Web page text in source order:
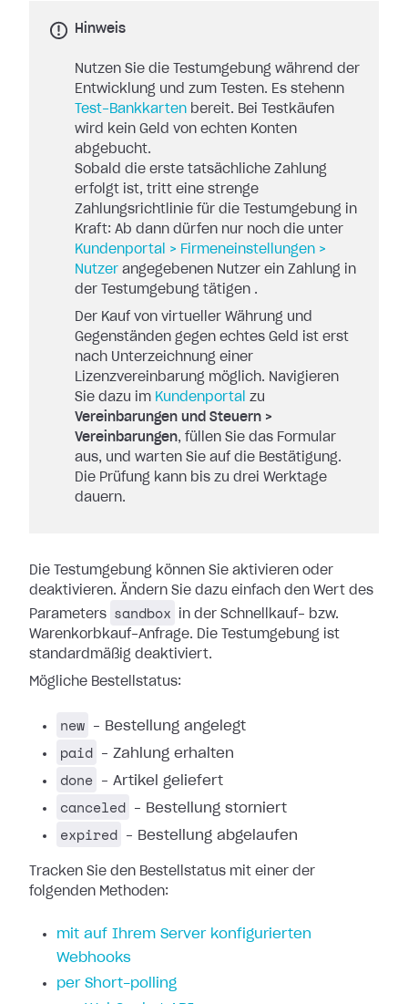
Hinweis
Nutzen Sie die Testumgebung während der
Entwicklung und zum Testen. Es stehenn
Test-Bankkarten bereit. Bei Testkäufen
wird kein Geld von echten Konten
abgebucht.
Sobald die erste tatsächliche Zahlung
erfolgt ist, tritt eine strenge
Zahlungsrichtlinie für die Testumgebung in
Kraft: Ab dann dürfen nur noch die unter
Kundenportal > Firmeneinstellungen >
Nutzer angegebenen Nutzer ein Zahlung in
der Testumgebung tätigen .
Der Kauf von virtueller Währung und
Gegenständen gegen echtes Geld ist erst
nach Unterzeichnung einer
Lizenzvereinbarung möglich. Navigieren
Sie dazu im Kundenportal zu
Vereinbarungen und Steuern >
Vereinbarungen, füllen Sie das Formular
aus, und warten Sie auf die Bestätigung.
Die Prüfung kann bis zu drei Werktage
dauern.
Die Testumgebung können Sie aktivieren oder
deaktivieren. Ändern Sie dazu einfach den Wert des
Parameters
sandbox
in der Schnellkauf- bzw.
Warenkorbkauf-Anfrage. Die Testumgebung ist
standardmäßig deaktiviert.
Mögliche Bestellstatus:
new – Bestellung angelegt
paid – Zahlung erhalten
done – Artikel geliefert
canceled – Bestellung storniert
expired – Bestellung abgelaufen
Tracken Sie den Bestellstatus mit einer der
folgenden Methoden:
mit auf Ihrem Server konfigurierten
Webhooks
per Short-polling